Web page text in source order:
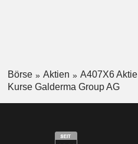
Börse Aktien
A407X6 Aktie
Kurse Galderma Group AG